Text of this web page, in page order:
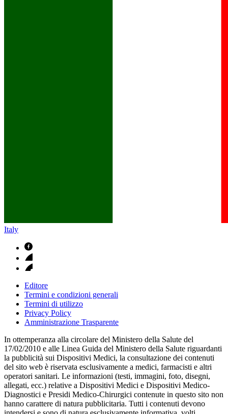
Italy
Editore
Termini e condizioni generali
Termini di utilizzo
Privacy Policy
Amministrazione Trasparente
In ottemperanza alla circolare del Ministero della Salute del
17/02/2010 e alle Linea Guida del Ministero della Salute riguardanti
la pubblicità sui Dispositivi Medici, la consultazione dei contenuti
del sito web è riservata esclusivamente a medici, farmacisti e altri
operatori sanitari. Le informazioni (testi, immagini, foto, disegni,
allegati, ecc.) relative a Dispositivi Medici e Dispositivi Medico-
Diagnostici e Presidi Medico-Chirurgici contenute in questo sito non
hanno carattere di natura pubblicitaria. Tutti i contenuti devono